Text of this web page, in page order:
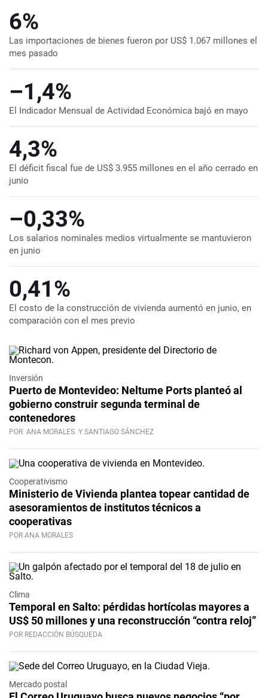
6%
Las importaciones de bienes fueron por US$ 1.067 millones el
mes pasado
–1,4%
El Indicador Mensual de Actividad Económica bajó en mayo
4,3%
El déficit fiscal fue de US$ 3.955 millones en el año cerrado en
junio
–0,33%
Los salarios nominales medios virtualmente se mantuvieron
en junio
0,41%
El costo de la construcción de vivienda aumentó en junio, en
comparación con el mes previo
Inversión
Puerto de Montevideo: Neltume Ports planteó al
gobierno construir segunda terminal de
contenedores
POR ANA MORALES Y SANTIAGO SÁNCHEZ
Cooperativismo
Ministerio de Vivienda plantea topear cantidad de
asesoramientos de institutos técnicos a
cooperativas
POR ANA MORALES
Clima
Temporal en Salto: pérdidas hortícolas mayores a
US$ 50 millones y una reconstrucción “contra reloj”
POR REDACCIÓN BÚSQUEDA
Mercado postal